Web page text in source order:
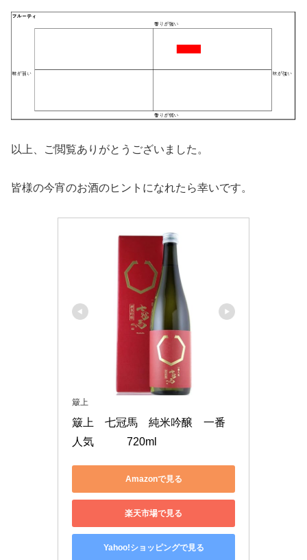
以上、ご閲覧ありがとうございました。
皆様の今宵のお酒のヒントになれたら幸いです。
簸上
簸上　七冠馬　純米吟醸　一番
人気　　　720ml
Amazonで見る
楽天市場で見る
Yahoo!ショッピングで見る